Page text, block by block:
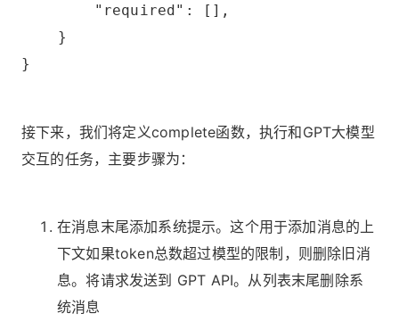
        "required": [],
    }
}
接下来，我们将定义complete函数，执行和GPT大模型
交互的任务，主要步骤为：
在消息末尾添加系统提示。这个用于添加消息的上
下文如果token总数超过模型的限制，则删除旧消
息。将请求发送到 GPT API。从列表末尾删除系
统消息